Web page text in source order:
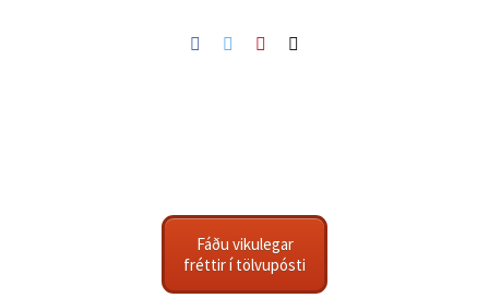
Facebook
TwitterPinterest
Fáðu vikulegar
fréttir í tölvupósti